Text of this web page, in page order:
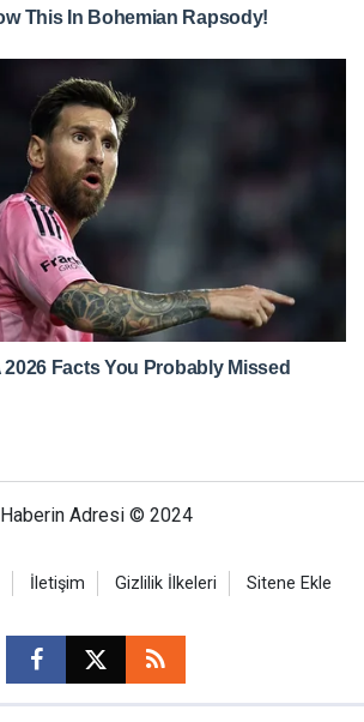
Haberin Adresi © 2024
İletişim Gizlilik İlkeleri Sitene Ekle